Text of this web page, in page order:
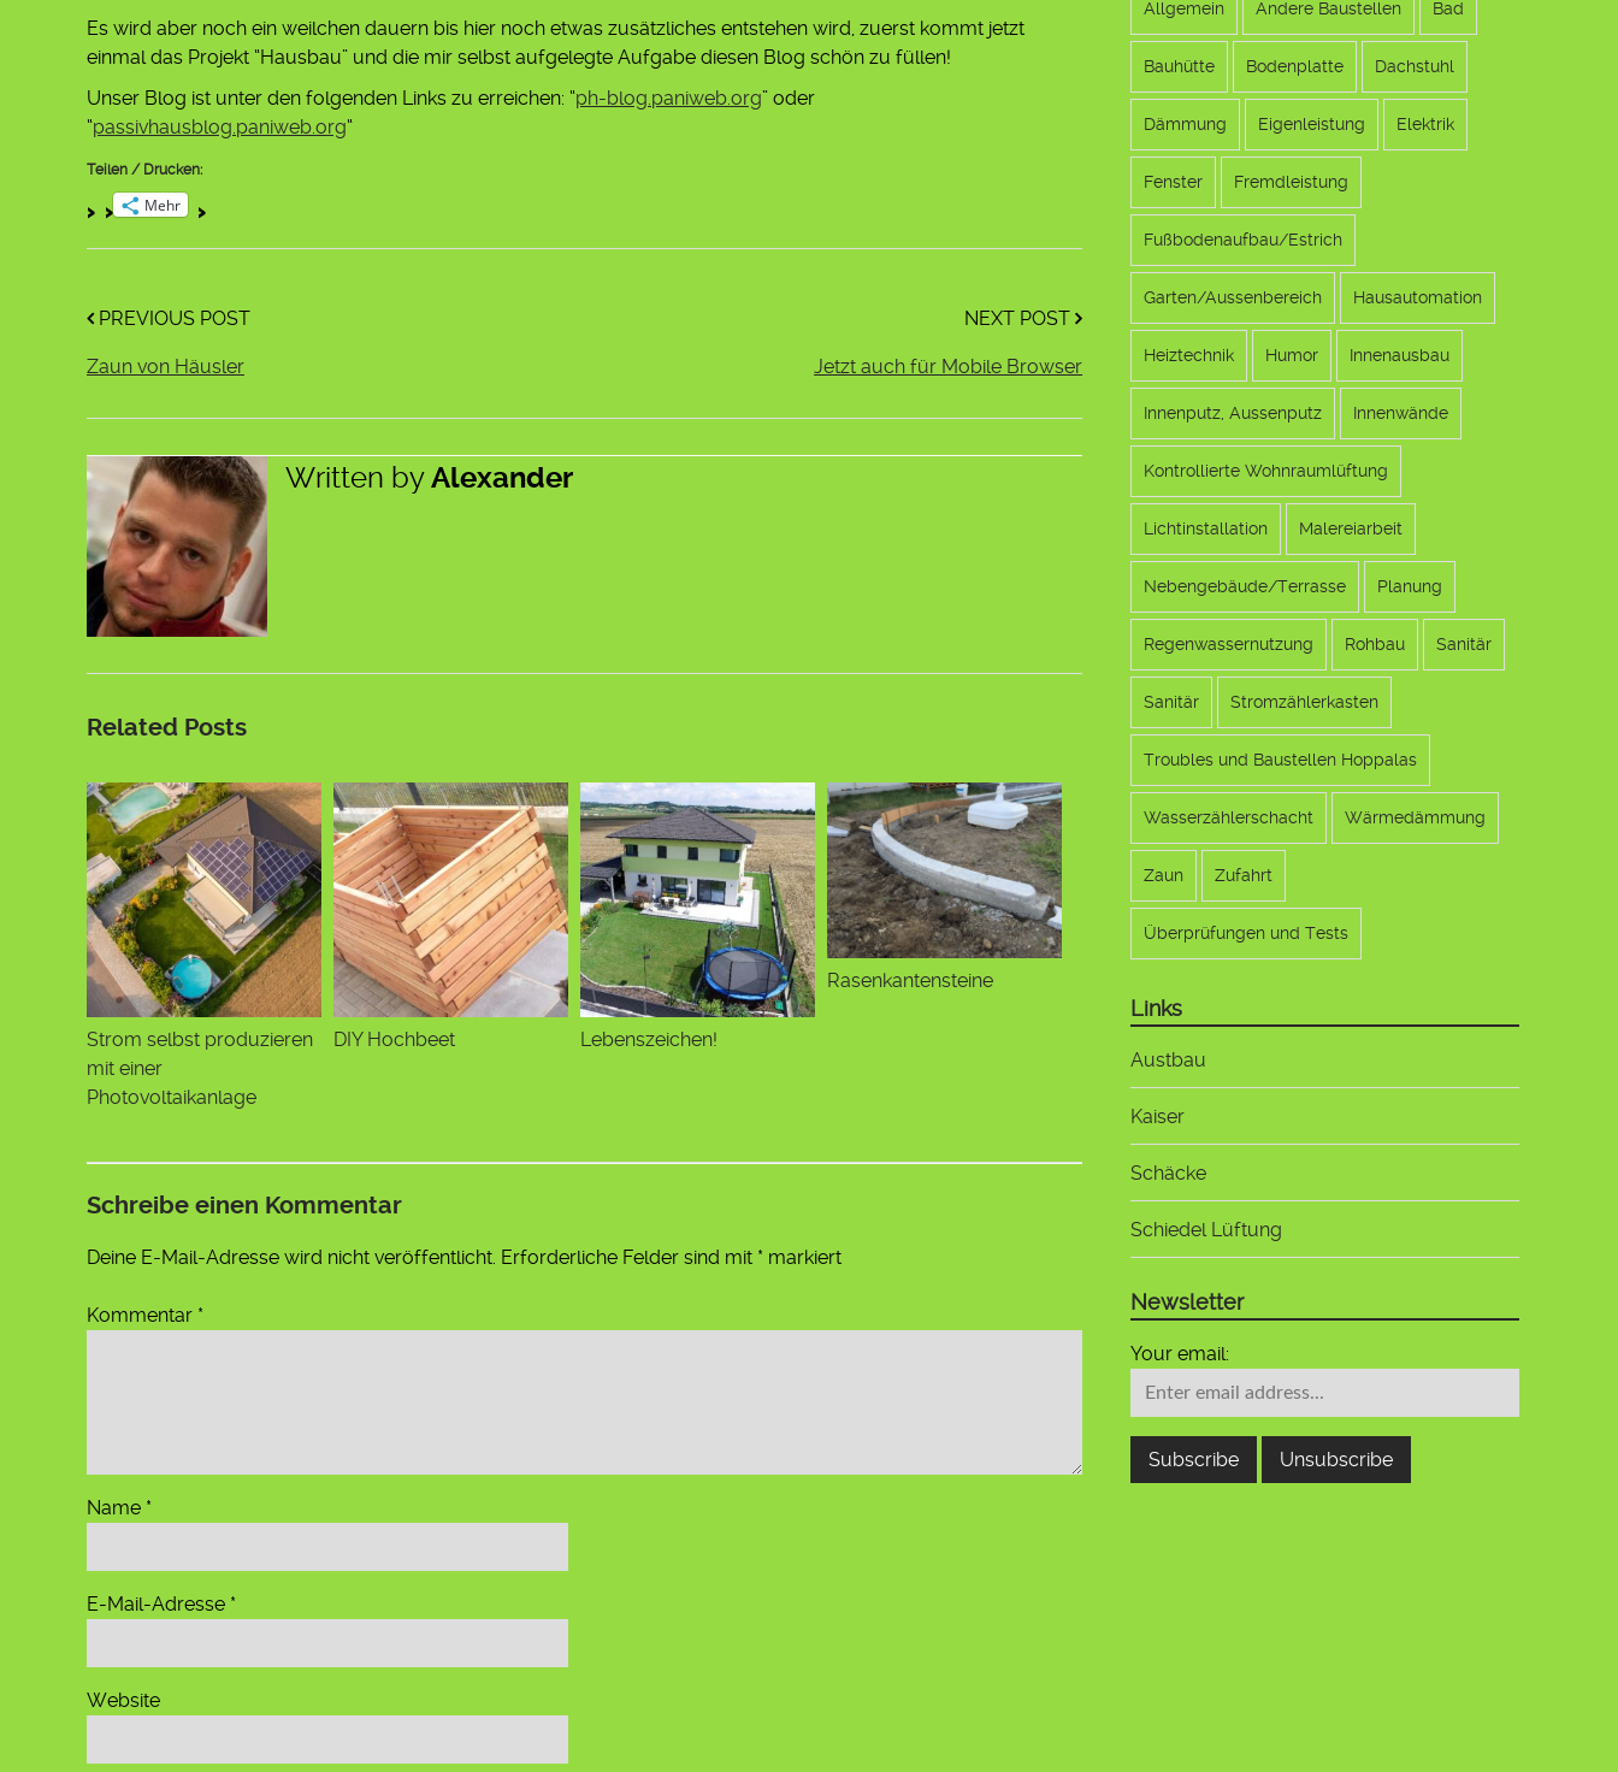
Es wird aber noch ein weilchen dauern bis hier noch etwas zusätzliches entstehen wird, zuerst kommt jetzt
einmal das Projekt “Hausbau” und die mir selbst aufgelegte Aufgabe diesen Blog schön zu füllen!
Unser Blog ist unter den folgenden Links zu erreichen: “ph-blog.paniweb.org” oder
“passivhausblog.paniweb.org“
Teilen / Drucken:
Mehr
PREVIOUS POST
Zaun von Häusler
NEXT POST
Jetzt auch für Mobile Browser
Written byAlexander
Related Posts
Strom selbst produzieren
mit einer
Photovoltaikanlage
DIY Hochbeet Lebenszeichen!
Rasenkantensteine
Schreibe einen Kommentar
Deine E-Mail-Adresse wird nicht veröffentlicht. Erforderliche Felder sind mit * markiert
Kommentar *
Name *
E-Mail-Adresse *
Website
Allgemein Andere Baustellen Bad
Bauhütte Bodenplatte Dachstuhl
Dämmung Eigenleistung Elektrik
Fenster Fremdleistung
Fußbodenaufbau/Estrich
Garten/Aussenbereich Hausautomation
Heiztechnik Humor Innenausbau
Innenputz, Aussenputz Innenwände
Kontrollierte Wohnraumlüftung
Lichtinstallation Malereiarbeit
Nebengebäude/Terrasse Planung
Regenwassernutzung Rohbau Sanitär
Sanitär Stromzählerkasten
Troubles und Baustellen Hoppalas
Wasserzählerschacht Wärmedämmung
Zaun Zufahrt
Überprüfungen und Tests
Links
Austbau
Kaiser
Schäcke
Schiedel Lüftung
Newsletter
Your email: